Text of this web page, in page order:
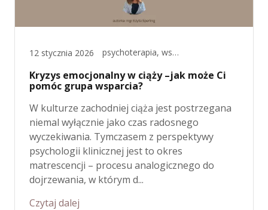
12 stycznia 2026 psychoterapia, wsparcie okołoporodowe
Kryzys emocjonalny w ciąży –jak może Ci
pomóc grupa wsparcia?
W kulturze zachodniej ciąża jest postrzegana
niemal wyłącznie jako czas radosnego
wyczekiwania. Tymczasem z perspektywy
psychologii klinicznej jest to okres
matrescencji – procesu analogicznego do
dojrzewania, w którym d...
Czytaj dalej